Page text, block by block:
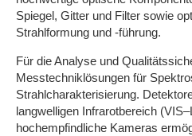
Spiegel, Gitter und Filter sowie
Strahlformung und -führung.
Für die Analyse und
Messtechniklösungen für
Strahlcharakterisierung.
langwelligen Infrarotbereich
hochempfindliche Kameras